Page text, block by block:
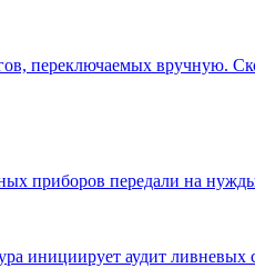
переключаемых вручную.
приборов передали на
инициирует аудит ливневых